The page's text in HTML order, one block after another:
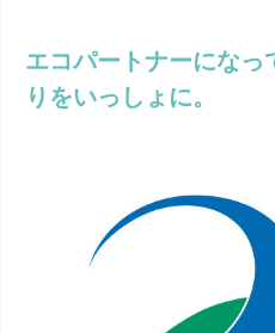
エコパートナーになっ
りをいっしょに。